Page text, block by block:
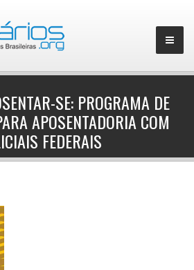
▼
SE: PROGRAMA DE
APOSENTADORIA COM
FEDERAIS